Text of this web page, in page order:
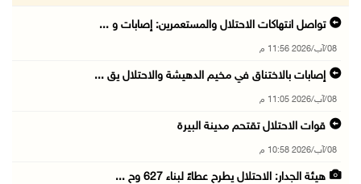
تواصل انتهاكات الاحتلال والمستعمرين: إصابات و ...
08/آب/2026 11:56 م
إصابات بالاختناق في مخيم الدهيشة والاحتلال يق ...
08/آب/2026 11:05 م
قوات الاحتلال تقتحم مدينة البيرة
08/آب/2026 10:58 م
هيئة الجدار: الاحتلال يطرح عطاءً لبناء 627 وح ...